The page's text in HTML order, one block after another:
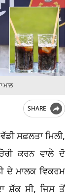
ਮਾਲ
SHARE
ਸਫ਼ਲਤਾ ਮਿਲੀ,
ਕਰਨ ਵਾਲੇ ਦੋ
ਦੇ ਮਾਲਕ ਵਿਕਰਮ
ਸ਼ੱਕ ਸੀ, ਜਿਸ ਤੋਂ